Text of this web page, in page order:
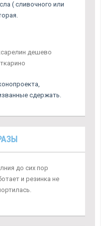
( сливочного или
дешево
сдержать.
до сих пор
и резинка не